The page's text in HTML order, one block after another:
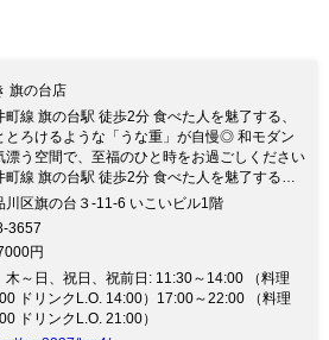
旗の台店
町線 旗の台駅 徒歩2分 食べた人を魅了する、
とろけるような「うな重」が自慢◎ 和モダン
漂う空間で、至福のひと時をお過ごしください
町線 旗の台駅 徒歩2分 食べた人を魅了する、
とろけるような「うな重」が自慢◎ 和モダン
で歴史を重ねた「しき」が、旗の台にオープン
した。 ふわふわの良質な鹿児島県産うなぎ
のあるタレと相性が良く、 虜になること間違
ぐや刺身の他、鳥取県大山鶏を使用した 焼
もございますので、ぜひご堪能ください。 ■
川区旗の台３-11-6 いこいビル1階
3657
円
木～日、祝日、祝前日: 11:30～14:00 （料理
ドリンクL.O. 14:00）17:00～22:00 （料理
ドリンクL.O. 21:00）